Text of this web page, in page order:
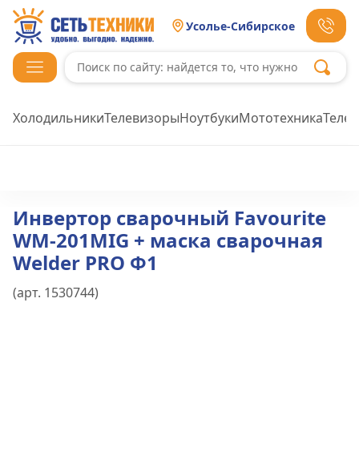
Усолье-Сибирское
ХолодильникиТелевизорыНоутбукиМототехника
Инвертор сварочный Favourite
WM-201MIG + маска сварочная
Welder PRO Ф1
(арт. 1530744)